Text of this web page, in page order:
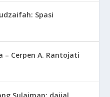
Spasi
– Cerpen A. Rantojati